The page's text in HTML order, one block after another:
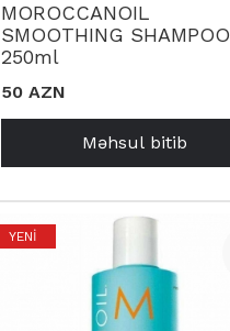
MOROCCANOIL
SMOOTHING SHAMPOO
250ml
50 AZN
Məhsul bitib
YENI